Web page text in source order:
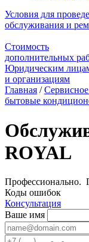
Условия для
обслуживания и
Стоимость
дополнительных
Юридическим
и организациям
Главная /
бытовые
ROYAL
Профессионально.
Коды ошибок
Консультация
Ваше имя